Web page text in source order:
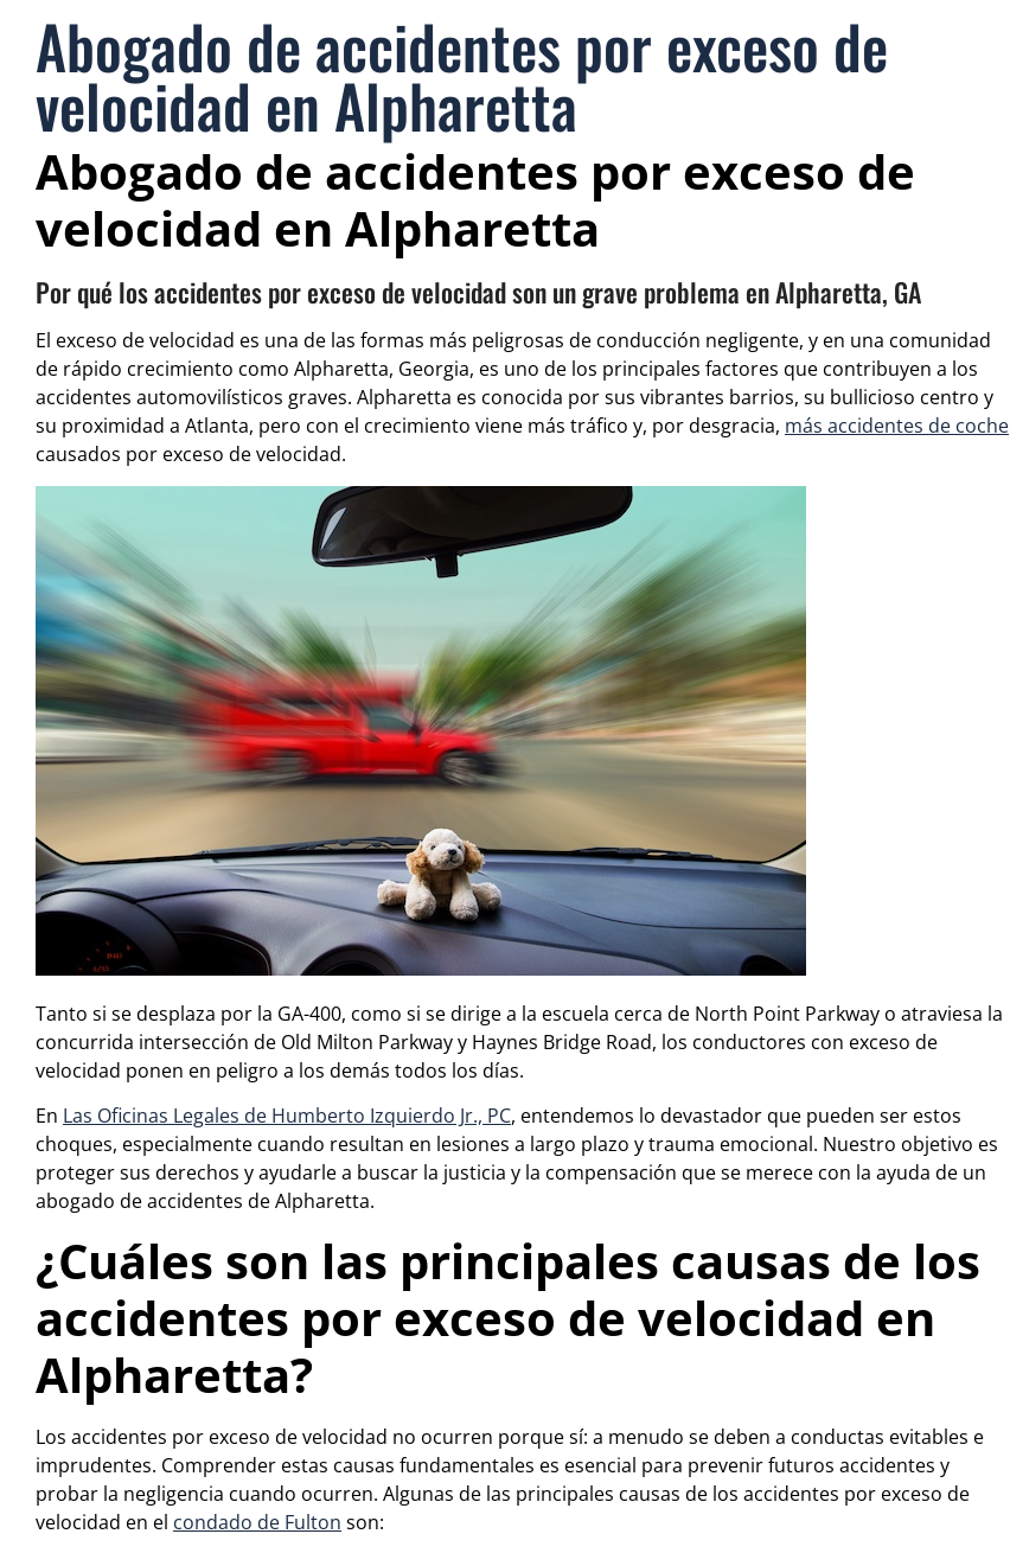
Abogado de accidentes por exceso de
velocidad en Alpharetta
Abogado de accidentes por exceso de
velocidad en Alpharetta
Por qué los accidentes por exceso de velocidad son un grave problema en Alpharetta, GA
El exceso de velocidad es una de las formas más peligrosas de conducción negligente, y en una comunidad
de rápido crecimiento como Alpharetta, Georgia, es uno de los principales factores que contribuyen a los
accidentes automovilísticos graves. Alpharetta es conocida por sus vibrantes barrios, su bullicioso centro y
su proximidad a Atlanta, pero con el crecimiento viene más tráfico y, por desgracia, más accidentes de coche
causados por exceso de velocidad.
Tanto si se desplaza por la GA-400, como si se dirige a la escuela cerca de North Point Parkway o atraviesa la
concurrida intersección de Old Milton Parkway y Haynes Bridge Road, los conductores con exceso de
velocidad ponen en peligro a los demás todos los días.
En Las Oficinas Legales de Humberto Izquierdo Jr., PC, entendemos lo devastador que pueden ser estos
choques, especialmente cuando resultan en lesiones a largo plazo y trauma emocional. Nuestro objetivo es
proteger sus derechos y ayudarle a buscar la justicia y la compensación que se merece con la ayuda de un
abogado de accidentes de Alpharetta.
¿Cuáles son las principales causas de los
accidentes por exceso de velocidad en
Alpharetta?
Los accidentes por exceso de velocidad no ocurren porque sí: a menudo se deben a conductas evitables e
imprudentes. Comprender estas causas fundamentales es esencial para prevenir futuros accidentes y
probar la negligencia cuando ocurren. Algunas de las principales causas de los accidentes por exceso de
velocidad en el condado de Fulton son: